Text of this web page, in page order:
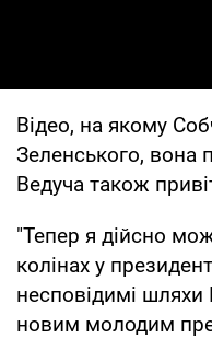
Відео, на якому
Зеленського, вона
Ведуча також
"Тепер я дійсно
колінах у
несповідимі шляхи
новим молодим